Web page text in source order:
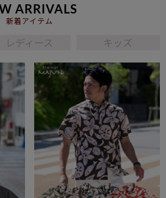
ARRIVALS
新着アイテム
レディース キッズ